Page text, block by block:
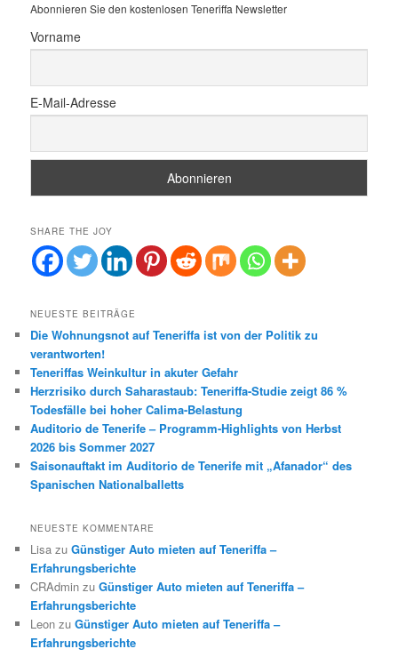
n
Abonnieren Sie den kostenlosen Teneriffa Newsletter
Vorname
E-Mail-Adresse
SHARE THE JOY
NEUESTE BEITRÄGE
Die Wohnungsnot auf Teneriffa ist von der Politik zu
verantworten!
Teneriffas Weinkultur in akuter Gefahr
Herzrisiko durch Saharastaub: Teneriffa-Studie zeigt 86 %
Todesfälle bei hoher Calima-Belastung
Auditorio de Tenerife – Programm-Highlights von Herbst
2026 bis Sommer 2027
Saisonauftakt im Auditorio de Tenerife mit „Afanador“ des
Spanischen Nationalballetts
NEUESTE KOMMENTARE
Lisa zuGünstiger Auto mieten auf Teneriffa –
Erfahrungsberichte
CRAdmin zuGünstiger Auto mieten auf Teneriffa –
Erfahrungsberichte
Leon zuGünstiger Auto mieten auf Teneriffa –
Erfahrungsberichte